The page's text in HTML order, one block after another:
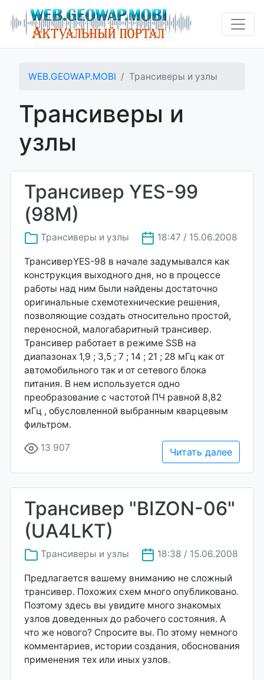
WEB.GEOWAP.MOBI Трансиверы и узлы
Трансиверы и
узлы
Трансивер YES-99
(98M)
Трансиверы и узлы 18:47 / 15.06.2008
ТрансиверYES-98 в начале задумывался как
конструкция выходного дня, но в процессе
работы над ним были найдены достаточно
оригинальные схемотехнические решения,
позволяющие создать относительно простой,
переносной, малогабаритный трансивер.
Трансивер работает в режиме SSB на
диапазонах 1,9 ; 3,5 ; 7 ; 14 ; 21 ; 28 мГц как от
автомобильного так и от сетевого блока
питания. В нем используется одно
преобразование с частотой ПЧ равной 8,82
мГц , обусловленной выбранным кварцевым
фильтром.
13 907 Читать далее
Трансивер "BIZON-06"
(UA4LKT)
Трансиверы и узлы 18:38 / 15.06.2008
Предлагается вашему вниманию не сложный
трансивер. Похожих схем много опубликовано.
Поэтому здесь вы увидите много знакомых
узлов доведенных до рабочего состояния. А
что же нового? Спросите вы. По этому немного
комментариев, истории создания, обоснования
применения тех или иных узлов.